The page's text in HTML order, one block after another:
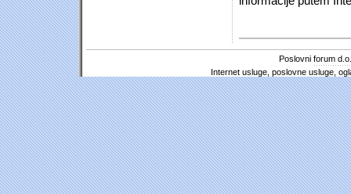
Poslovni forum
Internet usluge, poslovne usluge,